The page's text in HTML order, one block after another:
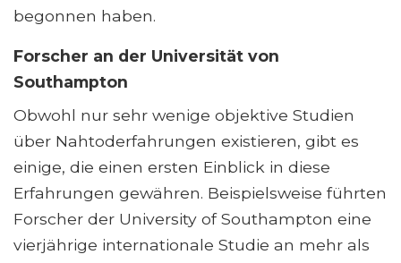
begonnen haben.
Forscher an der Universität von
Southampton
Obwohl nur sehr wenige objektive Studien
über Nahtoderfahrungen existieren, gibt es
einige, die einen ersten Einblick in diese
Erfahrungen gewähren. Beispielsweise führten
Forscher der University of Southampton eine
vierjährige internationale Studie an mehr als